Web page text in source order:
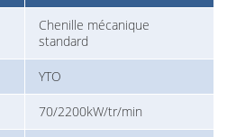
Chenille mécanique
standard
YTO
70/2200kW/tr/min